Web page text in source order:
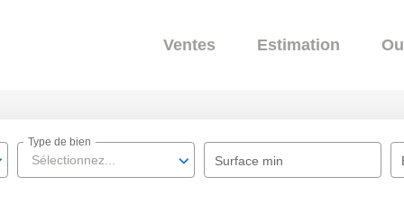
Ventes Estimation
Sélectionnez...
Type de bien
Surface min